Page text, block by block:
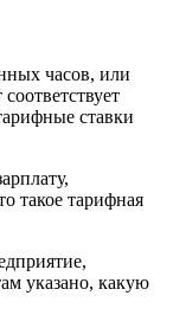
часов, или
ставки
такое тарифная
указано, какую